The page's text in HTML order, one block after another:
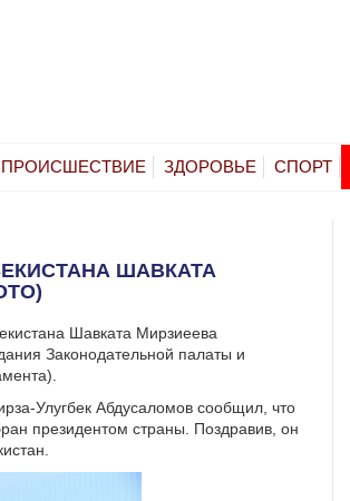
ПРОИСШЕСТВИЕ ЗДОРОВЬЕ СПОРТ
ШАВКАТА
Шавката Мирзиеева
Законодательной палаты и
Улугбек Абдусаломов сообщил, что
президентом страны. Поздравив, он